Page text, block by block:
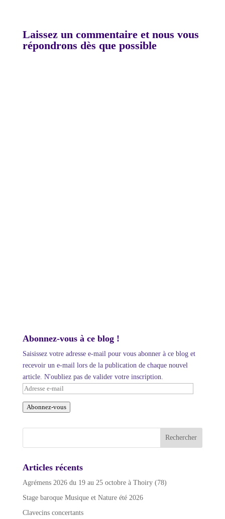
Laissez un commentaire et nous vous
répondrons dès que possible
Abonnez-vous à ce blog !
Saisissez votre adresse e-mail pour vous abonner à ce blog et
recevoir un e-mail lors de la publication de chaque nouvel
article. N'oubliez pas de valider votre inscription.
Adresse
mail
Abonnez-vous
Articles récents
Agrémens 2026 du 19 au 25 octobre à Thoiry (78)
Stage baroque Musique et Nature été 2026
Clavecins concertants